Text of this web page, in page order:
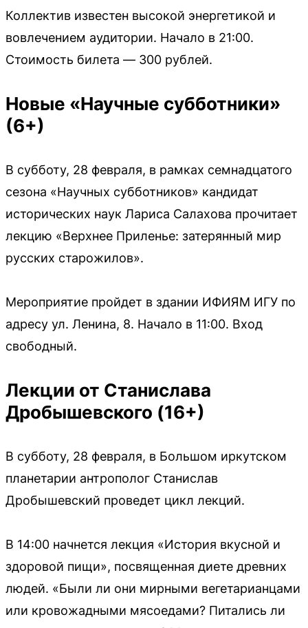
Коллектив известен высокой энергетикой и
вовлечением аудитории. Начало в 21:00.
Стоимость билета — 300 рублей.
Новые «Научные субботники»
(6+)
В субботу, 28 февраля, в рамках семнадцатого
сезона «Научных субботников» кандидат
исторических наук Лариса Салахова прочитает
лекцию «Верхнее Приленье: затерянный мир
русских старожилов».
Мероприятие пройдет в здании ИФИЯМ ИГУ по
адресу ул. Ленина, 8. Начало в 11:00. Вход
свободный.
Лекции от Станислава
Дробышевского (16+)
В субботу, 28 февраля, в Большом иркутском
планетарии антрополог Станислав
Дробышевский проведет цикл лекций.
В 14:00 начнется лекция «История вкусной и
здоровой пищи», посвященная диете древних
людей. «Были ли они мирными вегетарианцами
или кровожадными мясоедами? Питались ли